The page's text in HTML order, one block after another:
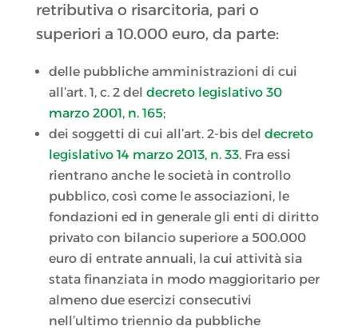
retributiva o risarcitoria, pari o
superiori a 10.000 euro, da parte:
delle pubbliche amministrazioni di cui
all’art. 1, c. 2 del decreto legislativo 30
marzo 2001, n. 165;
dei soggetti di cui all’art. 2-bis del decreto
legislativo 14 marzo 2013, n. 33. Fra essi
rientrano anche le società in controllo
pubblico, così come le associazioni, le
fondazioni ed in generale gli enti di diritto
privato con bilancio superiore a 500.000
euro di entrate annuali, la cui attività sia
stata finanziata in modo maggioritario per
almeno due esercizi consecutivi
nell’ultimo triennio da pubbliche